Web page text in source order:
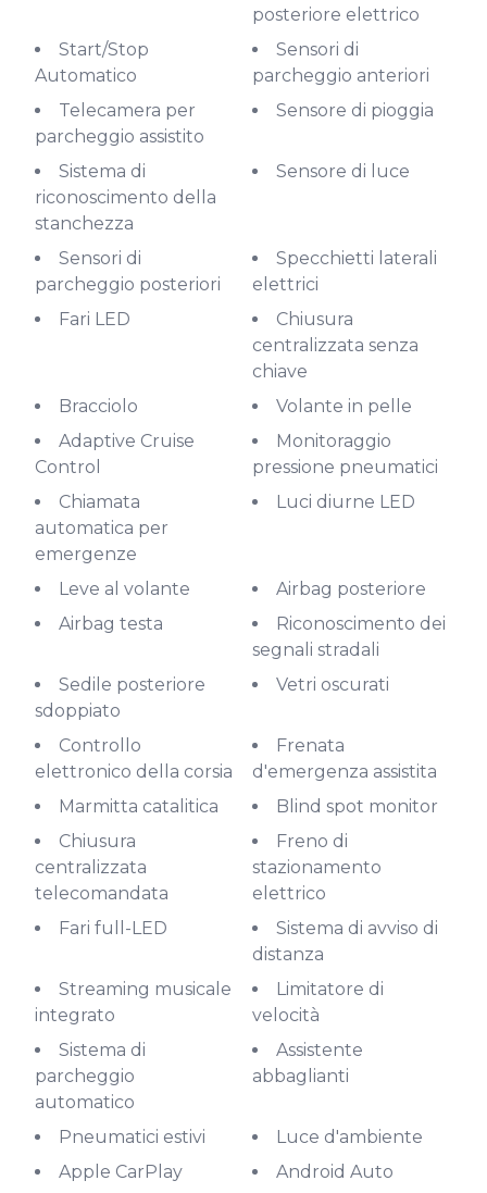
posteriore elettrico
Start/Stop
Automatico
Sensori di
parcheggio anteriori
Telecamera per
parcheggio assistito
Sensore di pioggia
Sistema di
riconoscimento della
stanchezza
Sensore di luce
Sensori di
parcheggio posteriori
Specchietti laterali
elettrici
Fari LED
Chiusura
centralizzata senza
chiave
Bracciolo
Volante in pelle
Adaptive Cruise
Control
Monitoraggio
pressione pneumatici
Chiamata
automatica per
emergenze
Luci diurne LED
Leve al volante
Airbag posteriore
Airbag testa
Riconoscimento dei
segnali stradali
Sedile posteriore
sdoppiato
Vetri oscurati
Controllo
elettronico della corsia
Frenata
d'emergenza assistita
Marmitta catalitica
Blind spot monitor
Chiusura
centralizzata
telecomandata
Freno di
stazionamento
elettrico
Fari full-LED
Sistema di avviso di
distanza
Streaming musicale
integrato
Limitatore di
velocità
Sistema di
parcheggio
automatico
Assistente
abbaglianti
Pneumatici estivi
Luce d'ambiente
Apple CarPlay
Android Auto